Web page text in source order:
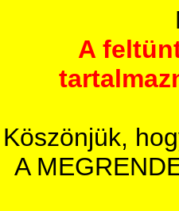
A
Köszönjük,
A